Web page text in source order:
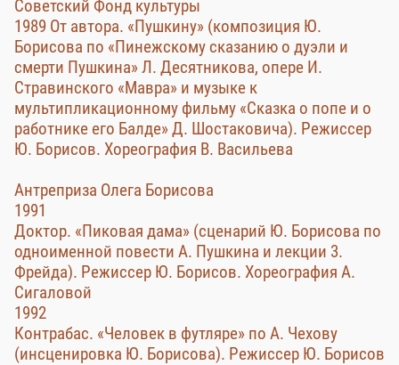
Советский Фонд культуры
1989 От автора. «Пушкину» (композиция Ю.
Борисова по «Пинежскому сказанию о дуэли и
смерти Пушкина» Л. Десятникова, опере И.
Стравинского «Мавра» и музыке к
мультипликационному фильму «Сказка о попе и о
работнике его Балде» Д. Шостаковича). Режиссер
Ю. Борисов. Хореография В. Васильева
Антреприза Олега Борисова
1991
Доктор. «Пиковая дама» (сценарий Ю. Борисова по
одноименной повести А. Пушкина и лекции 3.
Фрейда). Режиссер Ю. Борисов. Хореография А.
Сигаловой
1992
Контрабас. «Человек в футляре» по А. Чехову
(инсценировка Ю. Борисова). Режиссер Ю. Борисов